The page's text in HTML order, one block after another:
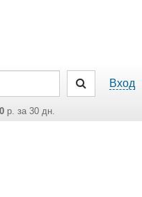
Вход
р. за 30 дн.